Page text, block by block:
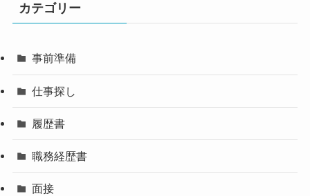
カテゴリー
事前準備
仕事探し
履歴書
職務経歴書
面接